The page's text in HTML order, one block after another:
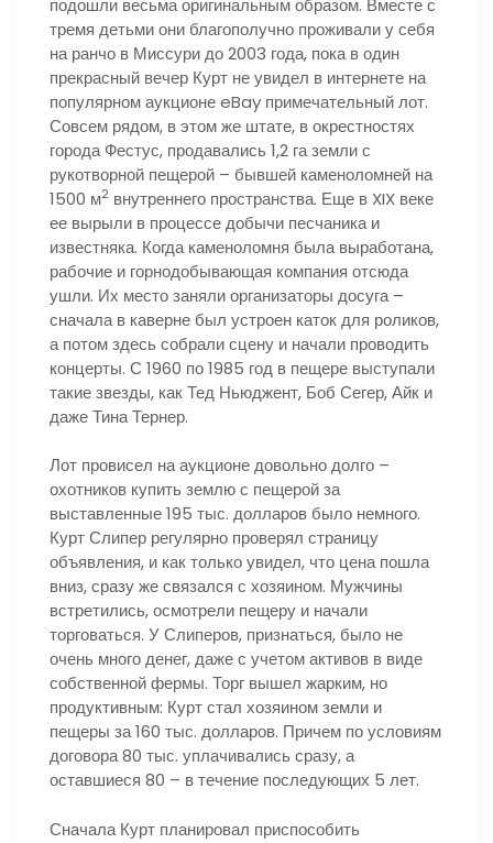
тремя детьми они благополучно проживали у себя
на ранчо в Миссури до 2003 года, пока в один
прекрасный вечер Курт не увидел в интернете на
популярном аукционе eBay примечательный лот.
Совсем рядом, в этом же штате, в окрестностях
города Фестус, продавались 1,2 га земли с
рукотворной пещерой – бывшей каменоломней на
1500 м2 внутреннего пространства. Еще в XIX веке
ее вырыли в процессе добычи песчаника и
известняка. Когда каменоломня была выработана,
рабочие и горнодобывающая компания отсюда
ушли. Их место заняли организаторы досуга –
сначала в каверне был устроен каток для роликов,
а потом здесь собрали сцену и начали проводить
концерты. С 1960 по 1985 год в пещере выступали
такие звезды, как Тед Ньюджент, Боб Сегер, Айк и
даже Тина Тернер.
Лот провисел на аукционе довольно долго –
охотников купить землю с пещерой за
выставленные 195 тыс. долларов было немного.
Курт Слипер регулярно проверял страницу
объявления, и как только увидел, что цена пошла
вниз, сразу же связался с хозяином. Мужчины
встретились, осмотрели пещеру и начали
торговаться. У Слиперов, признаться, было не
очень много денег, даже с учетом активов в виде
собственной фермы. Торг вышел жарким, но
продуктивным: Курт стал хозяином земли и
пещеры за 160 тыс. долларов. Причем по условиям
договора 80 тыс. уплачивались сразу, а
оставшиеся 80 – в течение последующих 5 лет.
Сначала Курт планировал приспособить